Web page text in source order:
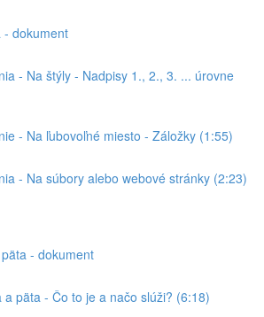
- dokument
- Na štýly - Nadpisy 1., 2., 3. ... úrovne
- Na ľubovoľné miesto - Záložky (1:55)
- Na súbory alebo webové stránky (2:23)
- dokument
a päta - Čo to je a načo slúži? (6:18)